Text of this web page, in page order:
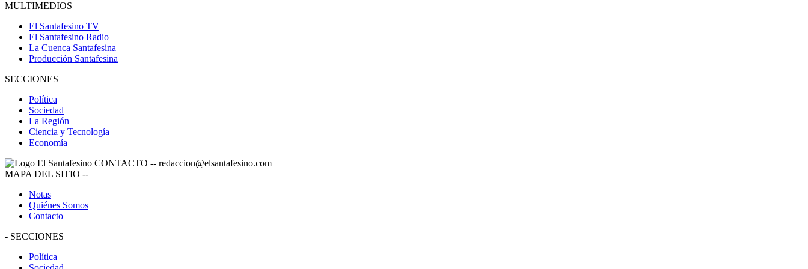
MULTIMEDIOS
El Santafesino TV
El Santafesino Radio
La Cuenca Santafesina
Producción Santafesina
SECCIONES
Política
Sociedad
La Región
Ciencia y Tecnología
Economía
CONTACTO -- redaccion@elsantafesino.com
MAPA DEL SITIO --
Notas
Quiénes Somos
Contacto
- SECCIONES
Política